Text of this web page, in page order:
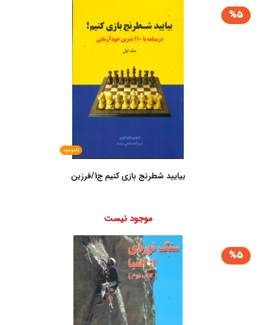
%5
ناموجود
بیایید شطرنج بازی کنیم ج1/فرزین
موجود نیست
%5